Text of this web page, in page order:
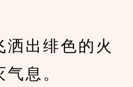
出绯色的火
息。